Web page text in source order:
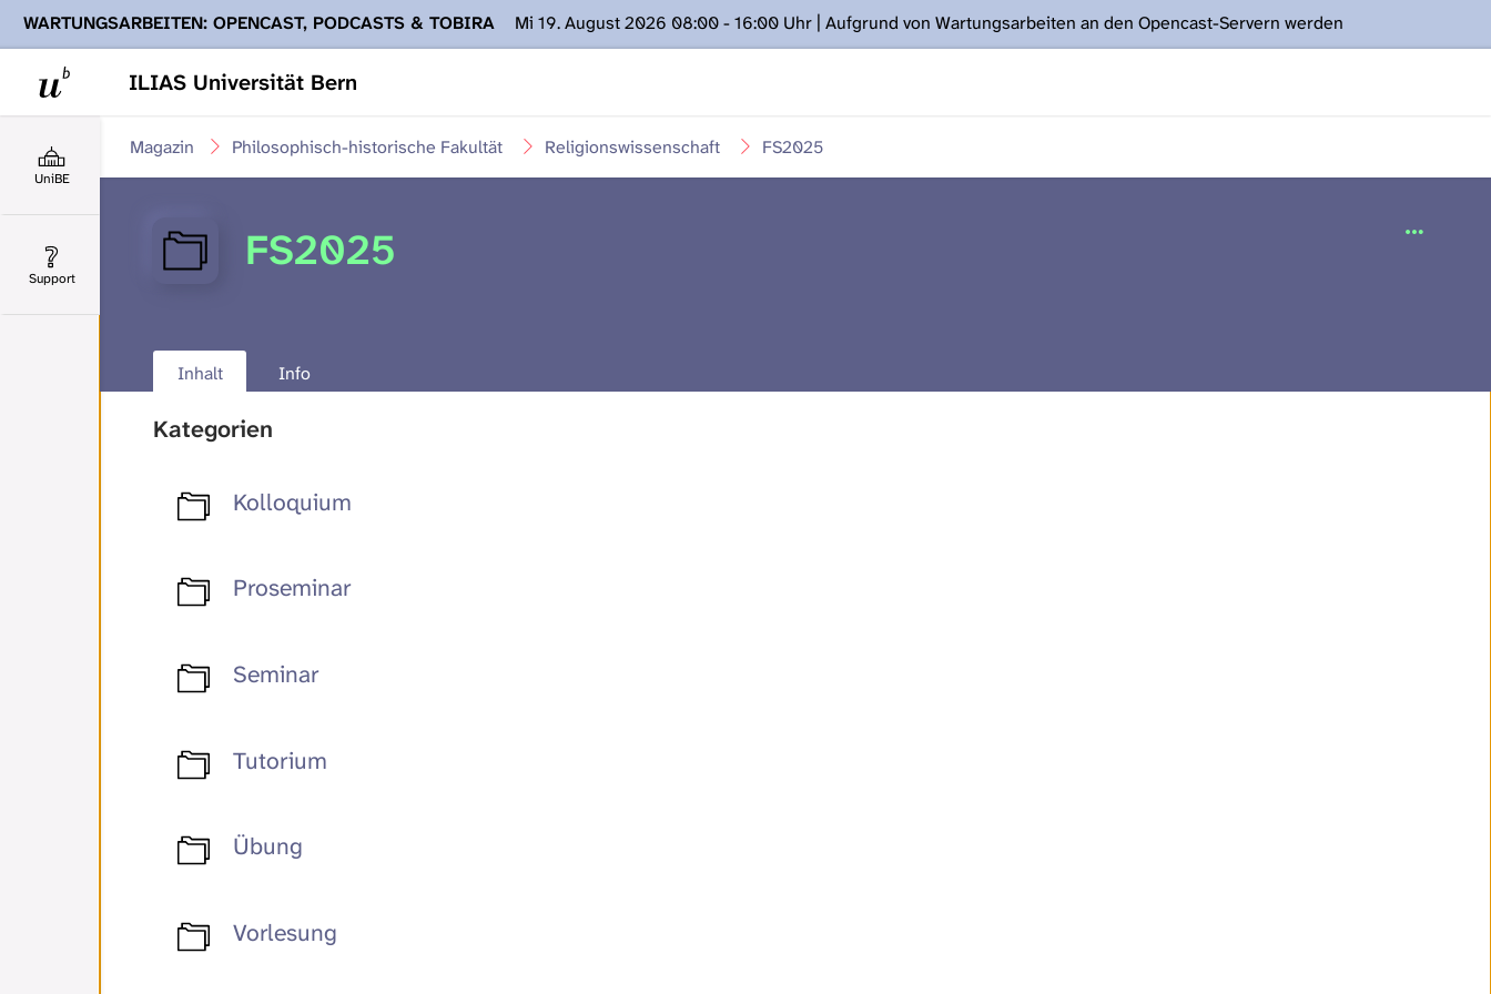
ILIAS Universität Bern
WARTUNGSARBEITEN: OPENCAST, PODCASTS & TOBIRA
Mi 19. August 2026 08:00 - 16:00 Uhr | Aufgrund von Wartungsarbeiten an den Opencast-Servern werden
Ihnen Podcasts, Opencast-Videos und Tobira nicht zur Verfügung stehen. Kontakt: www.podcast.unibe.ch
UniBE
Support
FS2025
Religionswissenschaft
Philosophisch-historische Fakultät
Magazin
FS2025
Inhalt Info
Kategorien
Kolloquium
Proseminar
Seminar
Tutorium
Übung
Vorlesung